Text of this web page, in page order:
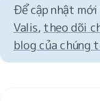
Để cập nhật
Valis, theo dõi
blog của chúng